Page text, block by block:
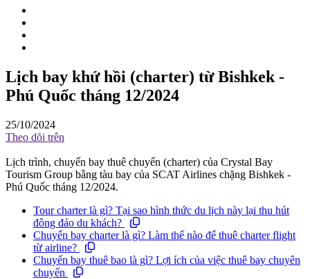
Lịch bay khứ hồi (charter) từ Bishkek -
Phú Quốc tháng 12/2024
25/10/2024
Theo dõi trên
Lịch trình, chuyến bay thuê chuyến (charter) của Crystal Bay
Tourism Group bằng tàu bay của SCAT Airlines chặng Bishkek -
Phú Quốc tháng 12/2024.
Tour charter là gì? Tại sao hình thức du lịch này lại thu hút
đông đảo du khách?
Chuyến bay charter là gì? Làm thế nào để thuê charter flight
từ airline?
Chuyến bay thuê bao là gì? Lợi ích của việc thuê bay chuyên
chuyến